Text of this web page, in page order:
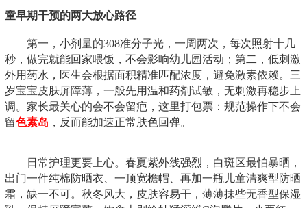
童早期干预的两大放心路径
第一，小剂量的308准分子光，一周两次，每次照射十几
秒，做完就能回家喂饭，不会影响幼儿园活动；第二，低刺激
外用药水，医生会根据面积精准匹配浓度，避免激素依赖。三
岁宝宝皮肤屏障薄，一般先用温和药剂试敏，无刺激再稳步上
调。家长最关心的会不会留疤，这里打包票：规范操作下不会
留色素岛 ，反而能加速正常肤色回弹。
日常护理更要上心。春夏紫外线强烈，白斑区最怕暴晒，
出门一件纯棉防晒衣、一顶宽檐帽、再加一瓶儿童清爽型防晒
霜，缺一不可。秋冬风大，皮肤容易干，薄薄抹些无香型保湿